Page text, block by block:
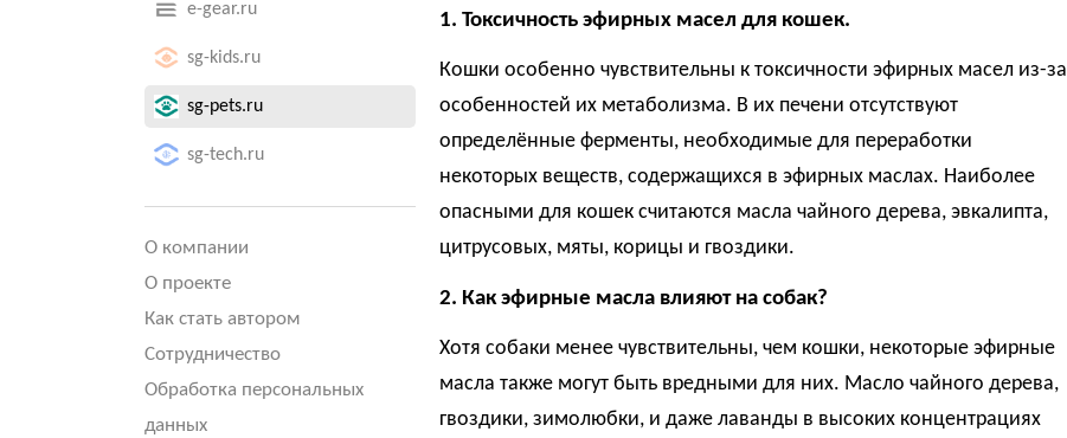
e-gear.ru
sg-kids.ru
sg-pets.ru
sg-tech.ru
О компании
О проекте
Как стать автором
Сотрудничество
Обработка персональных
данных
1. Токсичность эфирных масел для кошек.
Кошки особенно чувствительны к токсичности эфирных масел из-за
особенностей их метаболизма. В их печени отсутствуют
определённые ферменты, необходимые для переработки
некоторых веществ, содержащихся в эфирных маслах. Наиболее
опасными для кошек считаются масла чайного дерева, эвкалипта,
цитрусовых, мяты, корицы и гвоздики.
2. Как эфирные масла влияют на собак?
Хотя собаки менее чувствительны, чем кошки, некоторые эфирные
масла также могут быть вредными для них. Масло чайного дерева,
гвоздики, зимолюбки, и даже лаванды в высоких концентрациях